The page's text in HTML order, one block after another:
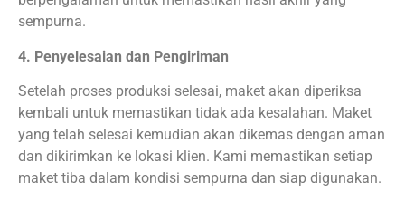
sempurna.
4. Penyelesaian dan Pengiriman
Setelah proses produksi selesai, maket akan diperiksa
kembali untuk memastikan tidak ada kesalahan. Maket
yang telah selesai kemudian akan dikemas dengan aman
dan dikirimkan ke lokasi klien. Kami memastikan setiap
maket tiba dalam kondisi sempurna dan siap digunakan.